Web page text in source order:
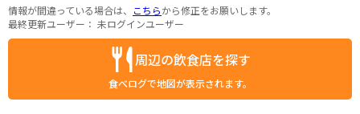
情報が間違っている場合は、 こちらから修正をお願いします。
最終更新ユーザー： 未ログインユーザー
周辺の飲食店を探す
食べログで地図が表示されます。